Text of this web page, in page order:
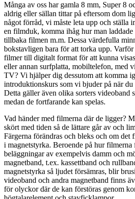
Många av oss har gamla 8 mm, Super 8
aldrig eller sällan tittar på eftersom dom
något förråd, vi måste leta upp och ställa
en filmduk, komma ihåg hur man
tillbaka filmen m.m. Dessa värdefulla
bokstavligen bara för att torka upp.
filmer till digitalt format för att kunna
eller annan surfplatta, mobiltelefon, med
TV? Vi hjälper dig dessutom att komma
introduktionskurs som vi bjuder på när
Detta gäller även olika sorters videoband
medan de fortfarande kan spelas.
Vad händer med filmerna där de ligger?
skört med tiden så de lättare går av och
Färgerna förändras och bleks och om det
i magnetstyrka. Beroende på hur filmerna
beläggningar av exempelvis damm och
magnetband, t.ex. kassettband och
magnetstyrka så ljudet försämras, blir
videoband och andra magnetband finns
för olyckor där de kan förstöras genom